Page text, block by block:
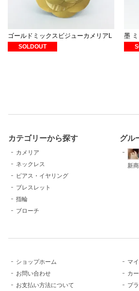
ゴールドミックスビジューカメリアL
SOLDOUT
墨
カテゴリーから探す
カメリア
ネックレス
ピアス・イヤリング
ブレスレット
指輪
ブローチ
グル
新
ショップホーム
お問い合わせ
お支払い方法について
マ
カ
プ